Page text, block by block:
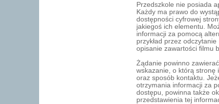
Przedszkole nie posiada
Każdy ma prawo do
dostępności cyfrowej
jakiegoś ich elementu.
informacji za pomocą
przykład przez
opisanie zawartości filmu
Żądanie powinno
wskazanie, o którą stronę
oraz sposób kontaktu.
otrzymania informacji za
dostępu, powinna także
przedstawienia tej